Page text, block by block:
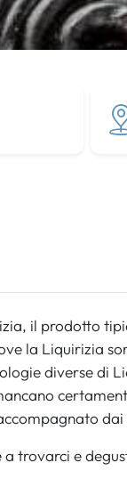
il prodotto
la Liquirizia
diverse di
dai
a trovarci e